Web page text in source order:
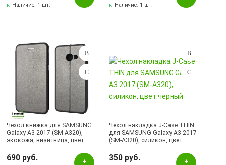
Наличие: 1 шт. Наличие: 1 шт.
Чехол книжка для SAMSUNG
Galaxy A3 2017 (SM-A320),
экокожа, визитница, цвет
690 руб.
Чехол накладка J-Case THIN
для SAMSUNG Galaxy A3 2017
(SM-A320), силикон, цвет
350 руб.